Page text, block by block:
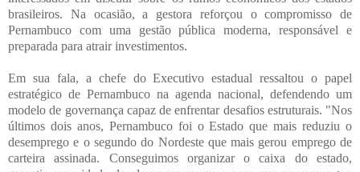
brasileiros. Na ocasião, a gestora reforçou o compromisso de
Pernambuco com uma gestão pública moderna, responsável e
preparada para atrair investimentos.
Em sua fala, a chefe do Executivo estadual ressaltou o papel
estratégico de Pernambuco na agenda nacional, defendendo um
modelo de governança capaz de enfrentar desafios estruturais. "Nos
últimos dois anos, Pernambuco foi o Estado que mais reduziu o
desemprego e o segundo do Nordeste que mais gerou emprego de
carteira assinada. Conseguimos organizar o caixa do estado,